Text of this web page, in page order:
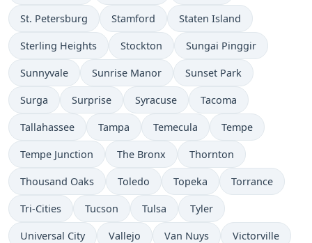
St. Petersburg Stamford Staten Island
Sterling Heights Stockton Sungai Pinggir
Sunnyvale Sunrise Manor Sunset Park
Surga Surprise Syracuse Tacoma
Tallahassee Tampa Temecula Tempe
Tempe Junction The Bronx Thornton
Thousand Oaks Toledo Topeka Torrance
Tri-Cities Tucson Tulsa Tyler
Universal City Vallejo Van Nuys Victorville